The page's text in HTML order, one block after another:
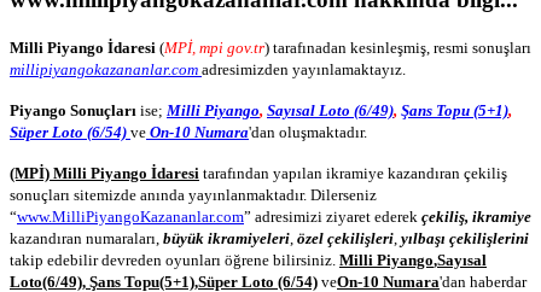
Milli Piyango İdaresi (MPİ, mpi gov.tr) tarafınadan kesinleşmiş, resmi sonuşları
millipiyangokazananlar.com adresimizden yayınlamaktayız.
Piyango Sonuçları ise; Milli Piyango, Sayısal Loto (6/49), Şans Topu (5+1),
Süper Loto (6/54) ve On-10 Numara'dan oluşmaktadır.
(MPİ) Milli Piyango İdaresi tarafından yapılan ikramiye kazandıran çekiliş
sonuçları sitemizde anında yayınlanmaktadır. Dilerseniz
“www.MilliPiyangoKazananlar.com” adresimizi ziyaret ederek çekiliş, ikramiye
kazandıran numaraları, büyük ikramiyeleri özel çekilişleri yılbaşı çekilişlerini
takip edebilir devreden oyunları öğrene bilirsiniz. Milli Piyango,Sayısal
Loto(6/49), Şans Topu(5+1),Süper Loto (6/54) veOn-10 Numara'dan haberdar